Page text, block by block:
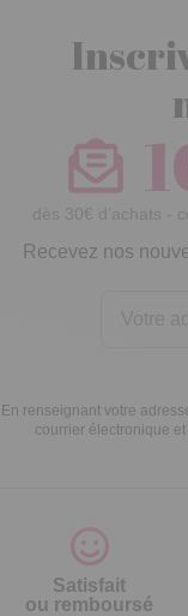
dès 30€ d’achats -
Recevez nos
En renseignant votre
courrier électronique
Satisfait
ou remboursé